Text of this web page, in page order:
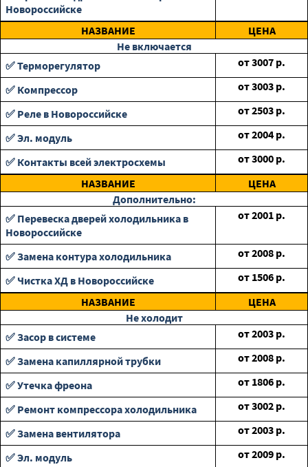
Новороссийске
НАЗВАНИЕ
ЦЕНА
Не включается
✅ Терморегулятор
от3007 р.
✅ Компрессор
от3003 р.
✅ Реле в Новороссийске
от2503 р.
✅ Эл. модуль
от2004 р.
✅ Контакты всей электросхемы
от3000 р.
НАЗВАНИЕ
ЦЕНА
Дополнительно:
✅ Перевеска дверей холодильника в
Новороссийске
от2001 р.
✅ Замена контура холодильника от2008 р.
✅ Чистка ХД в Новороссийске
от 1506 р.
НАЗВАНИЕ
ЦЕНА
Не холодит
✅ Засор в системе
от2003 р.
✅ Замена капиллярной трубки
от2008 р.
✅ Утечка фреона
от 1806 р.
✅ Ремонт компрессора холодильника
от3002 р.
✅ Замена вентилятора
от2003 р.
✅ Эл. модуль
от2009 р.